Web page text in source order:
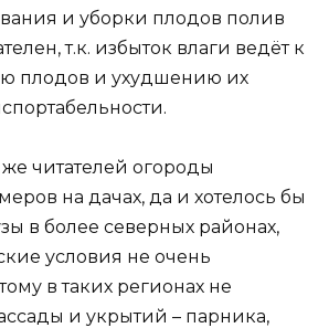
и уборки плодов полив
т.к. избыток влаги ведёт к
плодов и ухудшению их
читателей огороды
на дачах, да и хотелось бы
в более северных районах,
условия не очень
в таких регионах не
и укрытий – парника,